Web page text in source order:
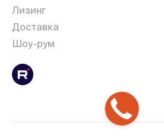
Лизинг
Доставка
Шоу-рум